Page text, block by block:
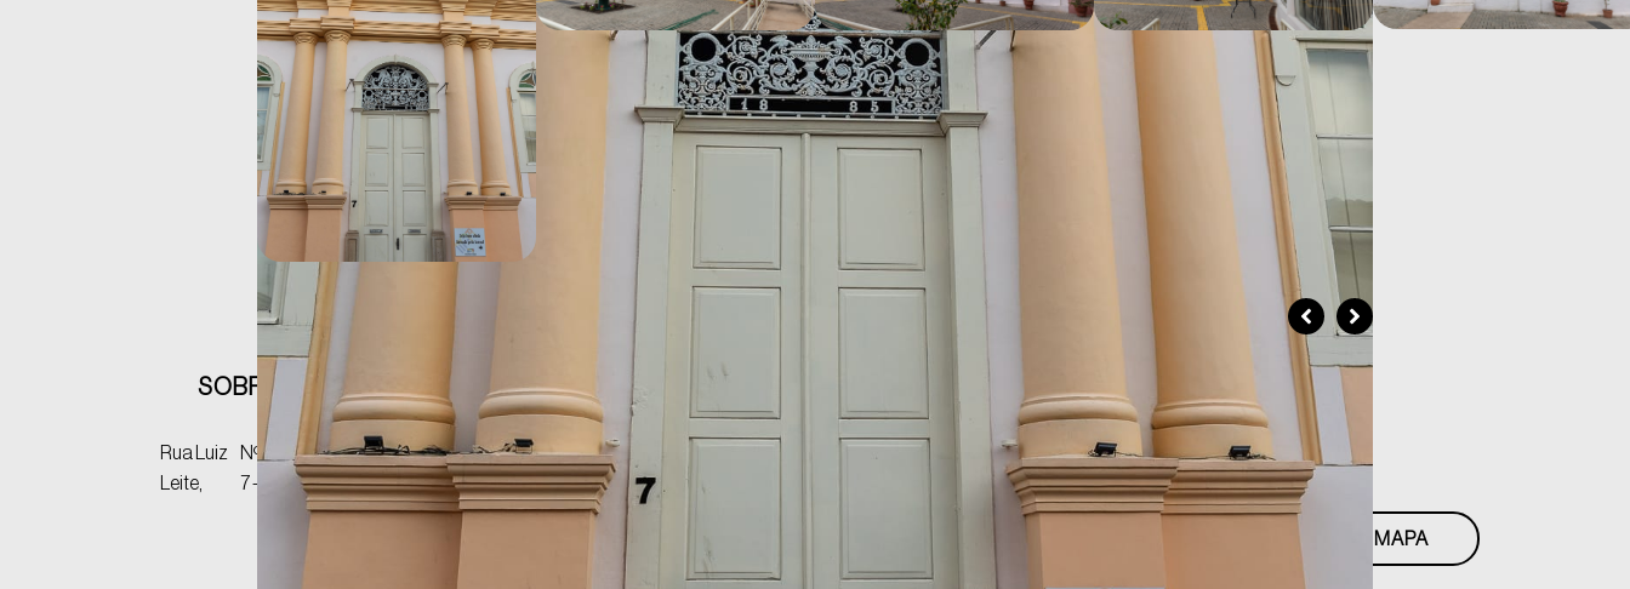
SOBRE MUSEU MUNICIPAL HISTÓRICO E PEDAGÓGICO
BERNADINO DE CAMPOS
SAIBA MAIS SOBRE A CIDADE E REGIÃO
Rua Luiz
Leite,
Nº
7 -
P:
13900-
230,
Centr
o -
Amp
aro
/S
P
Inaugurado em 1885, o Museu Histórico e Pedagógico Bernardino de Campos ocupa um conjunto
de residências geminadas, casas construídas lado a lado com paredes laterais em comum e
alinhadas frontalmente à rua. Sua arquitetura predominante é o ecletismo, um estilo que combina
diversas influências, provavelmente incluindo elementos neoclássicos e detalhes ornamentais
típicos da época, visíveis na fachada através de molduras em portas e janelas, cornijas e outros
VER NO MAPA